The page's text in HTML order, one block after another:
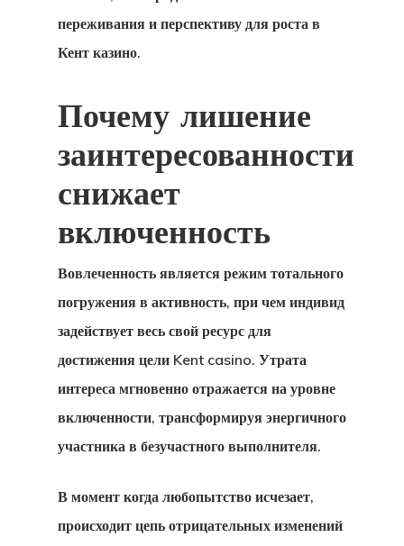
переживания и перспективу для роста в
Кент казино.
Почему лишение
заинтересованности
снижает
включенность
Вовлеченность является режим тотального
погружения в активность, при чем индивид
задействует весь свой ресурс для
достижения цели Kent casino. Утрата
интереса мгновенно отражается на уровне
включенности, трансформируя энергичного
участника в безучастного выполнителя.
В момент когда любопытство исчезает,
происходит цепь отрицательных изменений